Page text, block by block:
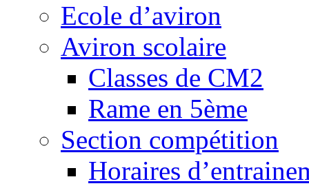
Ecole d’aviron
Aviron scolaire
Classes de CM2
Rame en 5ème
Section compétition
Horaires